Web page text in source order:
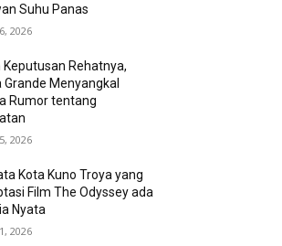
Suhu Panas
2026
Keputusan Rehatnya,
Grande Menyangkal
Rumor tentang
2026
Kota Kuno Troya yang
Film The Odyssey ada
Nyata
2026